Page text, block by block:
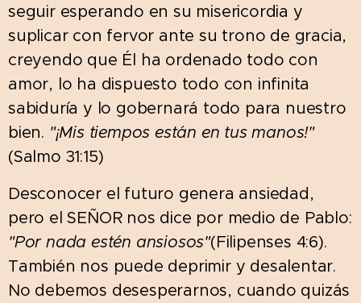
seguir esperando en su misericordia y
suplicar con fervor ante su trono de gracia,
creyendo que Él ha ordenado todo con
amor, lo ha dispuesto todo con infinita
sabiduría y lo gobernará todo para nuestro
bien. "¡Mis tiempos están en tus manos!"
(Salmo 31:15)
Desconocer el futuro genera ansiedad,
pero el SEÑOR nos dice por medio de Pablo:
"Por nada estén ansiosos"(Filipenses 4:6).
También nos puede deprimir y desalentar.
No debemos desesperarnos, cuando quizás